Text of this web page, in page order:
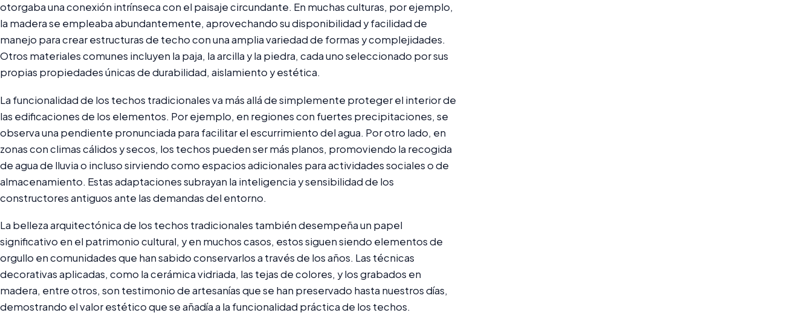
otorgaba una conexión intrínseca con el paisaje circundante. En muchas culturas, por ejemplo,
la madera se empleaba abundantemente, aprovechando su disponibilidad y facilidad de
manejo para crear estructuras de techo con una amplia variedad de formas y complejidades.
Otros materiales comunes incluyen la paja, la arcilla y la piedra, cada uno seleccionado por sus
propias propiedades únicas de durabilidad, aislamiento y estética.
La funcionalidad de los techos tradicionales va más allá de simplemente proteger el interior de
las edificaciones de los elementos. Por ejemplo, en regiones con fuertes precipitaciones, se
observa una pendiente pronunciada para facilitar el escurrimiento del agua. Por otro lado, en
zonas con climas cálidos y secos, los techos pueden ser más planos, promoviendo la recogida
de agua de lluvia o incluso sirviendo como espacios adicionales para actividades sociales o de
almacenamiento. Estas adaptaciones subrayan la inteligencia y sensibilidad de los
constructores antiguos ante las demandas del entorno.
La belleza arquitectónica de los techos tradicionales también desempeña un papel
significativo en el patrimonio cultural, y en muchos casos, estos siguen siendo elementos de
orgullo en comunidades que han sabido conservarlos a través de los años. Las técnicas
decorativas aplicadas, como la cerámica vidriada, las tejas de colores, y los grabados en
madera, entre otros, son testimonio de artesanías que se han preservado hasta nuestros días,
demostrando el valor estético que se añadía a la funcionalidad práctica de los techos.